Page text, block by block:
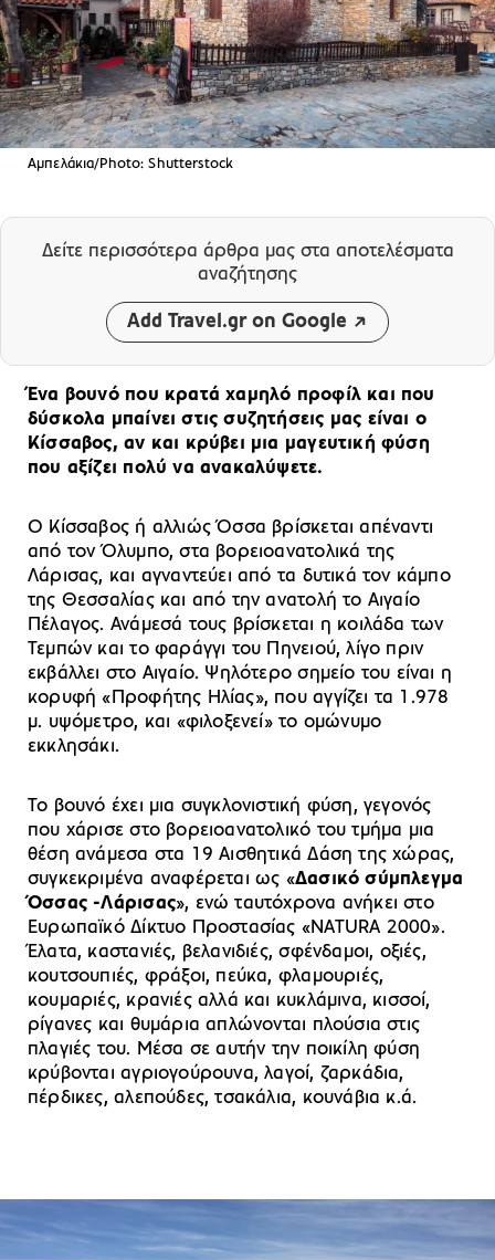
Αμπελάκια/Photo: Shutterstock
Δείτε περισσότερα άρθρα μας στα αποτελέσματα
αναζήτησης
Add Travel.gr on Google
Ένα βουνό που κρατά χαμηλό προφίλ και που
δύσκολα μπαίνει στις συζητήσεις μας είναι ο
Κίσσαβος, αν και κρύβει μια μαγευτική φύση
που αξίζει πολύ να ανακαλύψετε.
Ο Κίσσαβος ή αλλιώς Όσσα βρίσκεται απέναντι
από τον Όλυμπο, στα βορειοανατολικά της
Λάρισας, και αγναντεύει από τα δυτικά τον κάμπο
της Θεσσαλίας και από την ανατολή το Αιγαίο
Πέλαγος. Ανάμεσά τους βρίσκεται η κοιλάδα των
Τεμπών και το φαράγγι του Πηνειού, λίγο πριν
εκβάλλει στο Αιγαίο. Ψηλότερο σημείο του είναι η
κορυφή «Προφήτης Ηλίας», που αγγίζει τα 1.978
μ. υψόμετρο, και «φιλοξενεί» το ομώνυμο
εκκλησάκι.
Το βουνό έχει μια συγκλονιστική φύση, γεγονός
που χάρισε στο βορειοανατολικό του τμήμα μια
θέση ανάμεσα στα 19 Αισθητικά Δάση της χώρας,
συγκεκριμένα αναφέρεται ως «Δασικό σύμπλεγμα
Όσσας -Λάρισας», ενώ ταυτόχρονα ανήκει στο
Ευρωπαϊκό Δίκτυο Προστασίας «NATURA 2000».
Έλατα, καστανιές, βελανιδιές, σφένδαμοι, οξιές,
κουτσουπιές, φράξοι, πεύκα, φλαμουριές,
κουμαριές, κρανιές αλλά και κυκλάμινα, κισσοί,
ρίγανες και θυμάρια απλώνονται πλούσια στις
πλαγιές του. Μέσα σε αυτήν την ποικίλη φύση
κρύβονται αγριογούρουνα, λαγοί, ζαρκάδια,
πέρδικες, αλεπούδες, τσακάλια, κουνάβια κ.ά.